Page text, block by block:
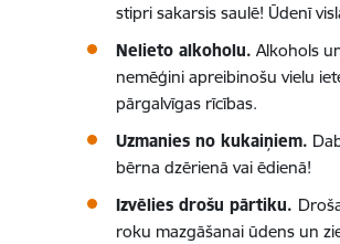
stipri sakarsis saulē! Ūdenī
Nelieto alkoholu. Alkohols
nemēģini apreibinošu vielu
pārgalvīgas rīcības.
Uzmanies no kukaiņiem.
bērna dzērienā vai ēdienā!
Izvēlies drošu pārtiku.
roku mazgāšanai ūdens un